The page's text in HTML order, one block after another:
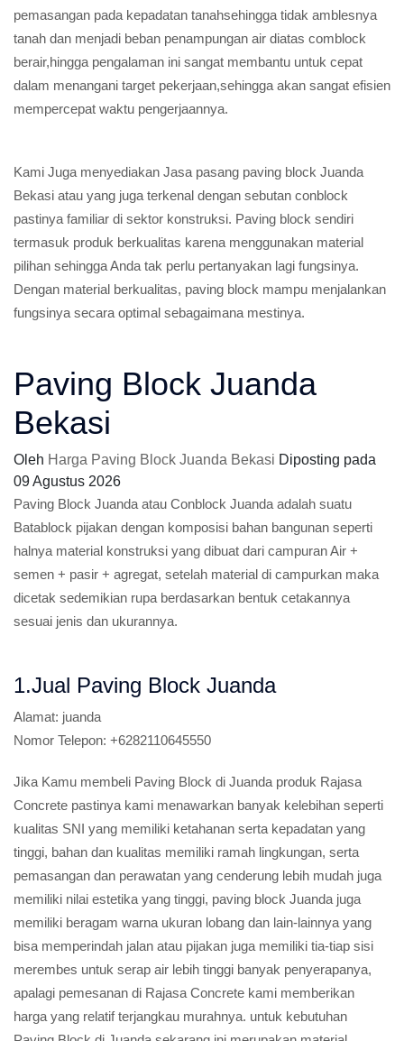
pemasangan pada kepadatan tanahsehingga tidak amblesnya
tanah dan menjadi beban penampungan air diatas comblock
berair,hingga pengalaman ini sangat membantu untuk cepat
dalam menangani target pekerjaan,sehingga akan sangat efisien
mempercepat waktu pengerjaannya.
Kami Juga menyediakan Jasa pasang paving block Juanda
Bekasi atau yang juga terkenal dengan sebutan conblock
pastinya familiar di sektor konstruksi. Paving block sendiri
termasuk produk berkualitas karena menggunakan material
pilihan sehingga Anda tak perlu pertanyakan lagi fungsinya.
Dengan material berkualitas, paving block mampu menjalankan
fungsinya secara optimal sebagaimana mestinya.
Paving Block Juanda
Bekasi
Oleh Harga Paving Block Juanda Bekasi Diposting pada
09 Agustus 2026
Paving Block Juanda atau Conblock Juanda adalah suatu
Batablock pijakan dengan komposisi bahan bangunan seperti
halnya material konstruksi yang dibuat dari campuran Air +
semen + pasir + agregat, setelah material di campurkan maka
dicetak sedemikian rupa berdasarkan bentuk cetakannya
sesuai jenis dan ukurannya.
1.Jual Paving Block Juanda
Alamat: juanda
Nomor Telepon: +6282110645550
Jika Kamu membeli Paving Block di Juanda produk Rajasa
Concrete pastinya kami menawarkan banyak kelebihan seperti
kualitas SNI yang memiliki ketahanan serta kepadatan yang
tinggi, bahan dan kualitas memiliki ramah lingkungan, serta
pemasangan dan perawatan yang cenderung lebih mudah juga
memiliki nilai estetika yang tinggi, paving block Juanda juga
memiliki beragam warna ukuran lobang dan lain-lainnya yang
bisa memperindah jalan atau pijakan juga memiliki tia-tiap sisi
merembes untuk serap air lebih tinggi banyak penyerapanya,
apalagi pemesanan di Rajasa Concrete kami memberikan
harga yang relatif terjangkau murahnya. untuk kebutuhan